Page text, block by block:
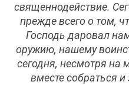
священнодействие.
прежде всего о том,
Господь даровал
оружию, нашему
сегодня, несмотря на
вместе собраться и